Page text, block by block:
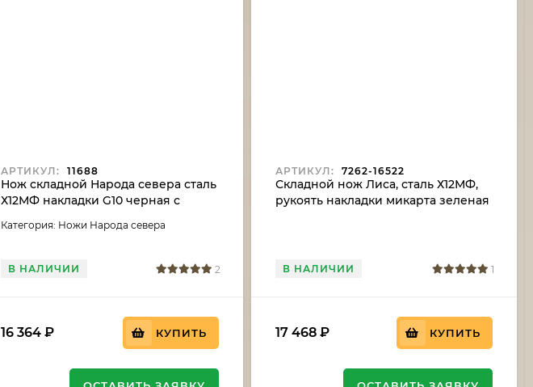
АРТИКУЛ: 11688
Нож складной Народа севера сталь
Х12МФ накладки G10 черная с
Категория: Ножи Народа севера
В НАЛИЧИИ 2
16 364₽ КУПИТЬ
АРТИКУЛ: 7262-16522
Складной нож Лиса, сталь Х12МФ,
рукоять накладки микарта зеленая
В НАЛИЧИИ 1
17 468 ₽ КУПИТЬ